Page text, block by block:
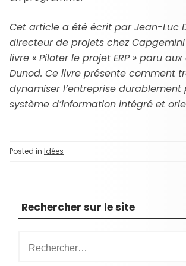
Cet article a été écrit par Jean-Luc
directeur de projets chez
livre « Piloter le projet ERP » paru
Dunod. Ce livre présente comment
dynamiser l’entreprise durablement
système d’information intégré et
Posted in Idées
Rechercher sur le site